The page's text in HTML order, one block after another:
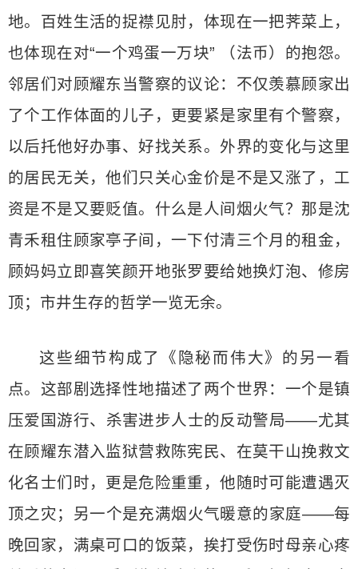
地。百姓生活的捉襟见肘，体现在一把荠菜上，
也体现在对“一个鸡蛋一万块” （法币）的抱怨。
邻居们对顾耀东当警察的议论：不仅羡慕顾家出
了个工作体面的儿子，更要紧是家里有个警察，
以后托他好办事、好找关系。外界的变化与这里
的居民无关，他们只关心金价是不是又涨了，工
资是不是又要贬值。什么是人间烟火气？那是沈
青禾租住顾家亭子间，一下付清三个月的租金，
顾妈妈立即喜笑颜开地张罗要给她换灯泡、修房
顶；市井生存的哲学一览无余。
这些细节构成了《隐秘而伟大》的另一看
点。这部剧选择性地描述了两个世界：一个是镇
压爱国游行、杀害进步人士的反动警局——尤其
在顾耀东潜入监狱营救陈宪民、在莫干山挽救文
化名士们时，更是危险重重，他随时可能遭遇灭
顶之灾；另一个是充满烟火气暖意的家庭——每
晚回家，满桌可口的饭菜，挨打受伤时母亲心疼